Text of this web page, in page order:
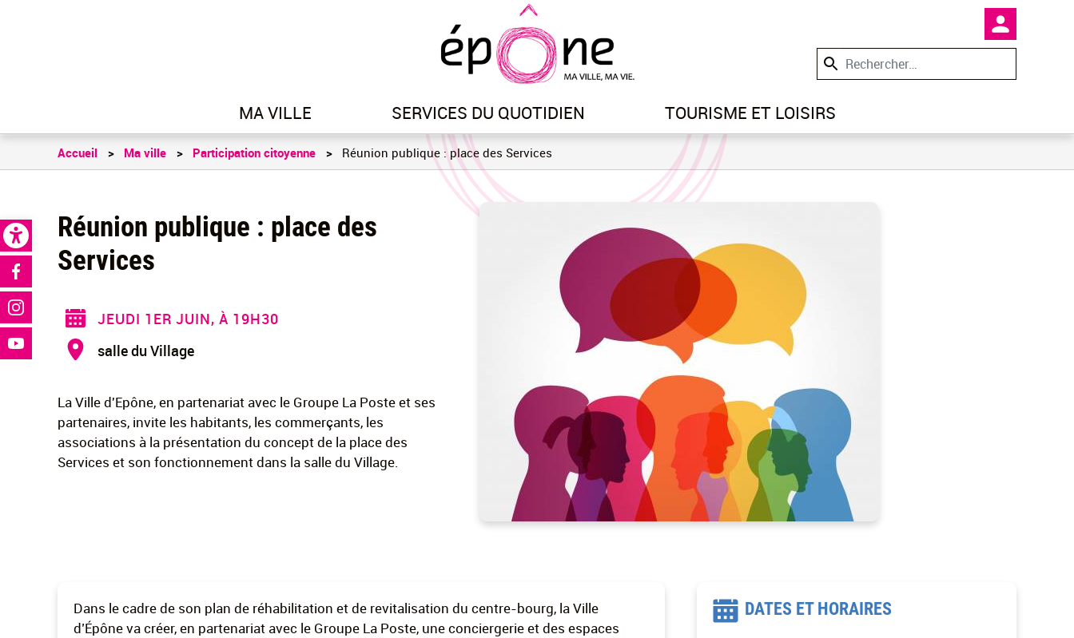
Open toolbar
Aller
au
contenu
principal
En-tête
MA VILLE SERVICES DU QUOTIDIEN TOURISME ET LOISIRS
Réseaux sociaux
Accueil Ma ville Participation citoyenne Réunion publique : place des Services
Réunion publique : place des
Services
JEUDI 1ER JUIN, À 19H30
salle du Village
La Ville d'Epône, en partenariat avec le Groupe La Poste et ses
partenaires, invite les habitants, les commerçants, les
associations à la présentation du concept de la place des
Services et son fonctionnement dans la salle du Village.
Dans le cadre de son plan de réhabilitation et de revitalisation du centre-bourg, la Ville
d’Épône va créer, en partenariat avec le Groupe La Poste, une conciergerie et des espaces
DATES ET HORAIRES